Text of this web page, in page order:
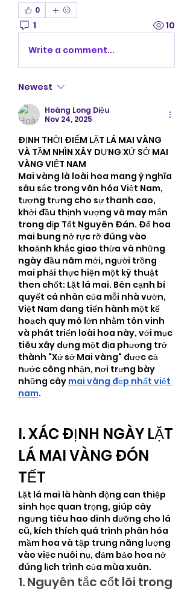
0
1 10
Write a comment...
Newest
Hoàng Long Diệu
Nov 24, 2025
ĐỊNH THỜI ĐIỂM LẶT LÁ MAI VÀNG
VÀ TẦM NHÌN XÂY DỰNG XỨ SỞ MAI
VÀNG VIỆT NAM
Mai vàng là loài hoa mang ý nghĩa
sâu sắc trong văn hóa Việt Nam,
tượng trưng cho sự thanh cao,
khởi đầu thịnh vượng và may mắn
trong dịp Tết Nguyên Đán. Để hoa
mai bung nở rực rỡ đúng vào
khoảnh khắc giao thừa và những
ngày đầu năm mới, người trồng
mai phải thực hiện một kỹ thuật
then chốt: Lặt lá mai. Bên cạnh bí
quyết cá nhân của mỗi nhà vườn,
Việt Nam đang tiến hành một kế
hoạch quy mô lớn nhằm tôn vinh
và phát triển loài hoa này, với mục
tiêu xây dựng một địa phương trở
thành "Xứ sở Mai vàng" được cả
nước công nhận, nơi trưng bày
những cây mai vàng đẹp nhất việt
nam.
I. XÁC ĐỊNH NGÀY LẶT
LÁ MAI VÀNG ĐÓN
TẾT
Lặt lá mai là hành động can thiệp
sinh học quan trọng, giúp cây
ngưng tiêu hao dinh dưỡng cho lá
cũ, kích thích quá trình phân hóa
mầm hoa và tập trung năng lượng
vào việc nuôi nụ, đảm bảo hoa nở
đúng lịch trình của mùa xuân.
1. Nguyên tắc cốt lõi trong